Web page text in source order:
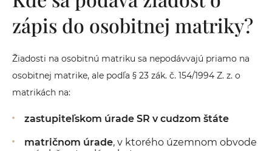
zápis do osobitnej matriky?
Žiadosti na osobitnú matriku sa nepodávvajú priamo na
osobitnej matrike, ale podľa § 23 zák. č. 154/1994 Z. z. o
matrikách na:
zastupiteľskom úrade SR v cudzom štáte
matričnom úrade, v ktorého územnom obvode